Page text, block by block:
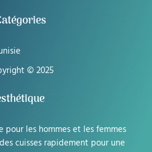
© 2025
les hommes et les femmes
cuisses rapidement pour une